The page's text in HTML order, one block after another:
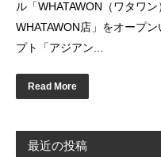
ル「WHATAWON（ワタワ
WHATAWON店」をオープ
プト「アジアン...
Read More
最近の投稿